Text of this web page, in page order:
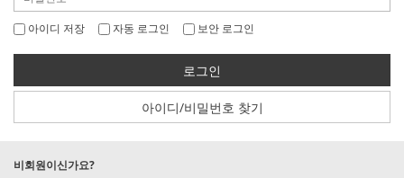
아이디 저장 자동 로그인 보안 로그인
로그인
아이디/비밀번호 찾기
비회원이신가요?